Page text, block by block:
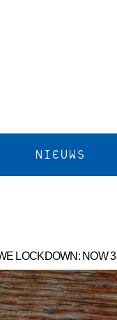
NIEUWS
LOCKDOWN: NOW 3